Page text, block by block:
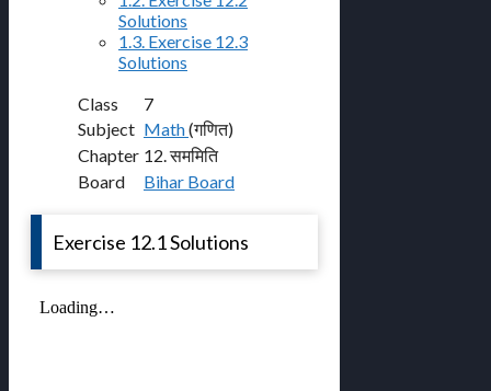
Solutions
1.3. Exercise 12.3
Solutions
Class
7
Subject Math(गणित)
Chapter 12. सममिति
Board
Bihar Board
Exercise 12.1 Solutions